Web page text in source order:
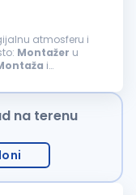
atmosferu i
Montažer u
i
na terenu